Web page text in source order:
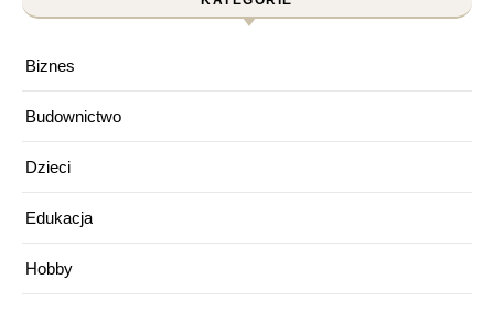
Biznes
Budownictwo
Dzieci
Edukacja
Hobby